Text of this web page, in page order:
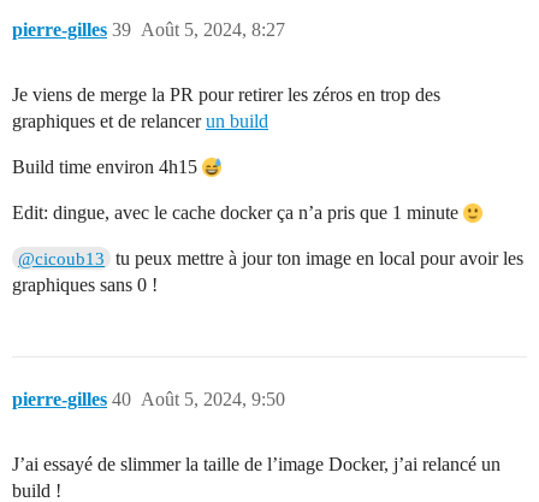
pierre-gilles Août 5, 2024, 8:27
39
Je viens de merge la PR pour retirer les zéros en trop des
graphiques et de relancerun build
Build time environ 4h15
Edit: dingue, avec le cache docker ça n’a pris que 1 minute
@cicoub13
tu peux mettre à jour ton image en local pour avoir les
graphiques sans 0 !
pierre-gilles Août 5, 2024, 9:50
40
J’ai essayé de slimmer la taille de l’image Docker, j’ai relancé un
build !